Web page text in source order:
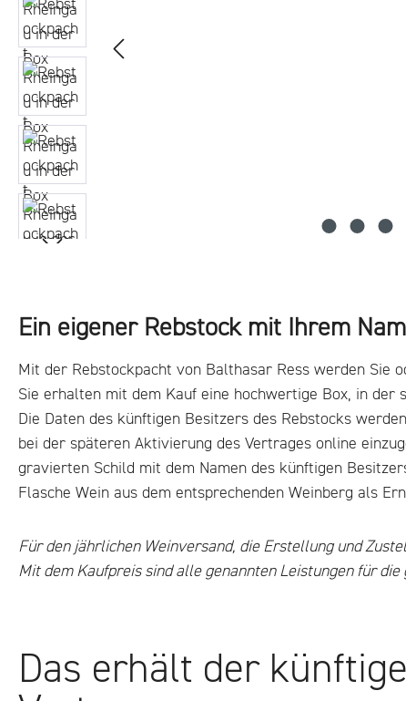
Ein eigener Rebstock mit Ihrem
Mit der Rebstockpacht von Balthasar Ress werden Sie
Sie erhalten mit dem Kauf eine hochwertige Box, in
Die Daten des künftigen Besitzers des Rebstocks
bei der späteren Aktivierung des Vertrages online
gravierten Schild mit dem Namen des künftigen
Flasche Wein aus dem entsprechenden Weinberg als
Für den jährlichen Weinversand, die Erstellung und
Mit dem Kaufpreis sind alle genannten Leistungen für
Das erhält der